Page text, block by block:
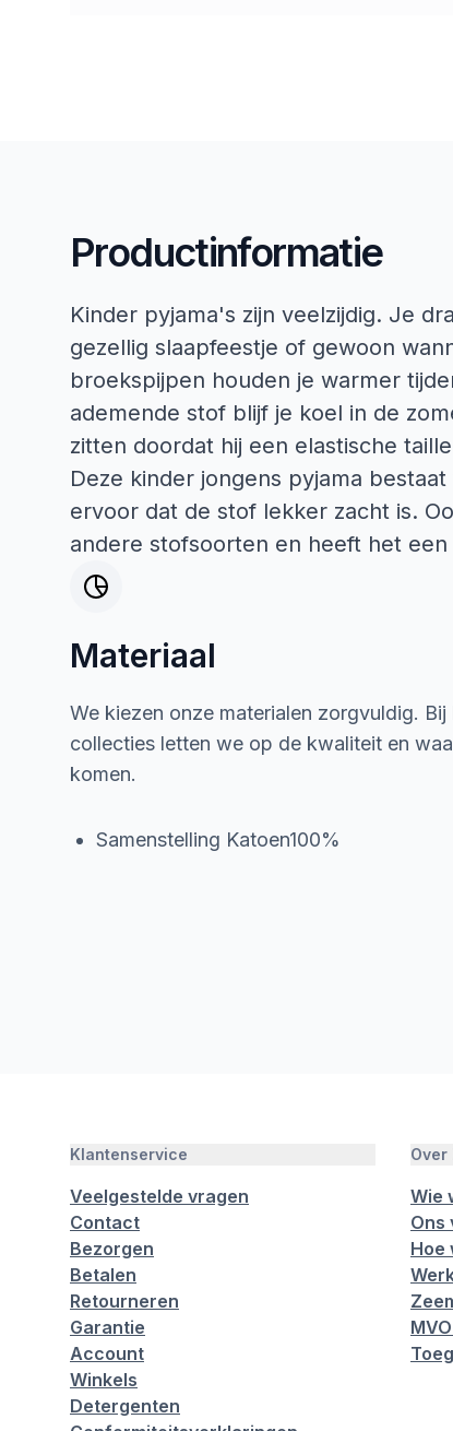
Productinformatie
Kinder pyjama's zijn veelzijdig. Je
gezellig slaapfeestje of gewoon
broekspijpen houden je warmer
ademende stof blijf je koel in de
zitten doordat hij een elastische
Deze kinder jongens pyjama
ervoor dat de stof lekker zacht is.
andere stofsoorten en heeft het
Materiaal
We kiezen onze materialen zorgvuldig.
collecties letten we op de kwaliteit en
komen.
Samenstelling Katoen100%
Klantenservice
Veelgestelde vragen
Contact
Bezorgen
Betalen
Retourneren
Garantie
Account
Winkels
Detergenten
Over
Wie
Ons
Hoe